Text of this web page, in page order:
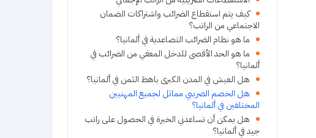
كيف يتم استقطاع الضرائب واشتراكات الضمان
الاجتماعي من الراتب؟
ما هو نظام الضرائب التصاعدية في ألمانيا؟
ما هو الحد الأقصى للدخل المعفي من الضرائب في
ألمانيا؟
هل العيش في المدن الكبرى باهظ الثمن في ألمانيا؟
هل الخصم الضريبي مماثل لجميع المهنيين
المختلفين في ألمانيا؟
هل يمكن أن تساعدني الخبرة في الحصول على راتب
جيد في ألمانيا؟